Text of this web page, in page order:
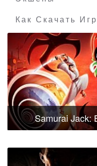
Как Скачать
Samurai Jack: